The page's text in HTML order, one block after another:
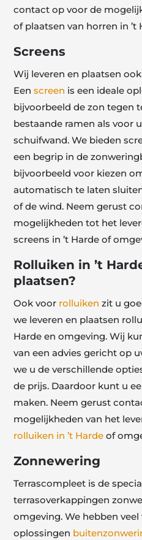
contact op voor de
of plaatsen van horren in ’t
Screens
Wij leveren en plaatsen
Eenscreen is een ideale
bijvoorbeeld de zon tegen
bestaande ramen als voor
schuifwand. We bieden
een begrip in de
bijvoorbeeld voor kiezen
automatisch te laten
of de wind. Neem gerust
mogelijkheden tot het
screens in ’t Harde of
Rolluiken in ’t
plaatsen?
Ook voor rolluiken zit u
we leveren en plaatsen
Harde en omgeving. Wij
van een advies gericht op
we u de verschillende
de prijs. Daardoor kunt u
maken. Neem gerust
mogelijkheden van het
rolluiken in ’t Harde of
Zonnewering
Terrascompleet is de
terrasoverkappingen
omgeving. We hebben
oplossingen